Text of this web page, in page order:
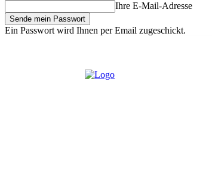
Ihre E-Mail-Adresse
Ein Passwort wird Ihnen per Email zugeschickt.